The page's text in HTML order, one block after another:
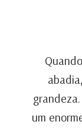
um